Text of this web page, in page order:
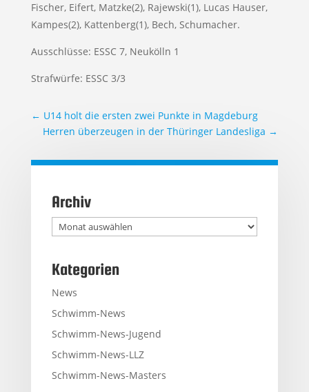
Fischer, Eifert, Matzke(2), Rajewski(1), Lucas Hauser,
Kampes(2), Kattenberg(1), Bech, Schumacher.
Ausschlüsse: ESSC 7, Neukölln 1
Strafwürfe: ESSC 3/3
← U14 holt die ersten zwei Punkte in Magdeburg
Herren überzeugen in der Thüringer Landesliga →
Archiv
Archiv
Kategorien
News
Schwimm-News
Schwimm-News-Jugend
Schwimm-News-LLZ
Schwimm-News-Masters